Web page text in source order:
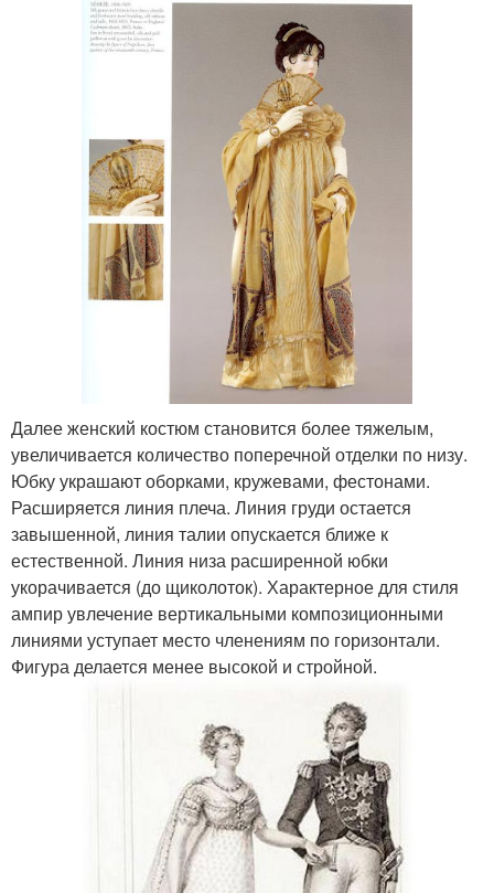
Далее женский костюм становится более тяжелым,
увеличивается количество поперечной отделки по низу.
Юбку украшают оборками, кружевами, фестонами.
Расширяется линия плеча. Линия груди остается
завышенной, линия талии опускается ближе к
естественной. Линия низа расширенной юбки
укорачивается (до щиколоток). Характерное для стиля
ампир увлечение вертикальными композиционными
линиями уступает место членениям по горизонтали.
Фигура делается менее высокой и стройной.